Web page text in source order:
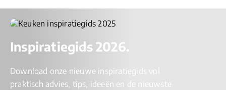
Inspiratiegids 2026.
Download onze nieuwe inspiratiegids vol
praktisch advies, tips, ideeën en de nieuwste